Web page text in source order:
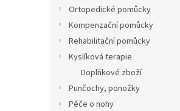
Ortopedické pomůcky
Kompenzační pomůcky
Rehabilitační pomůcky
Kyslíková terapie
Doplňkové zboží
Punčochy, ponožky
Péče o nohy